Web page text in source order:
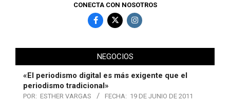
CONECTA CON NOSOTROS
NEGOCIOS
«El periodismo digital es más exigente que el
periodismo tradicional»
POR: ESTHER VARGAS FECHA: 19 DE JUNIO DE 2011